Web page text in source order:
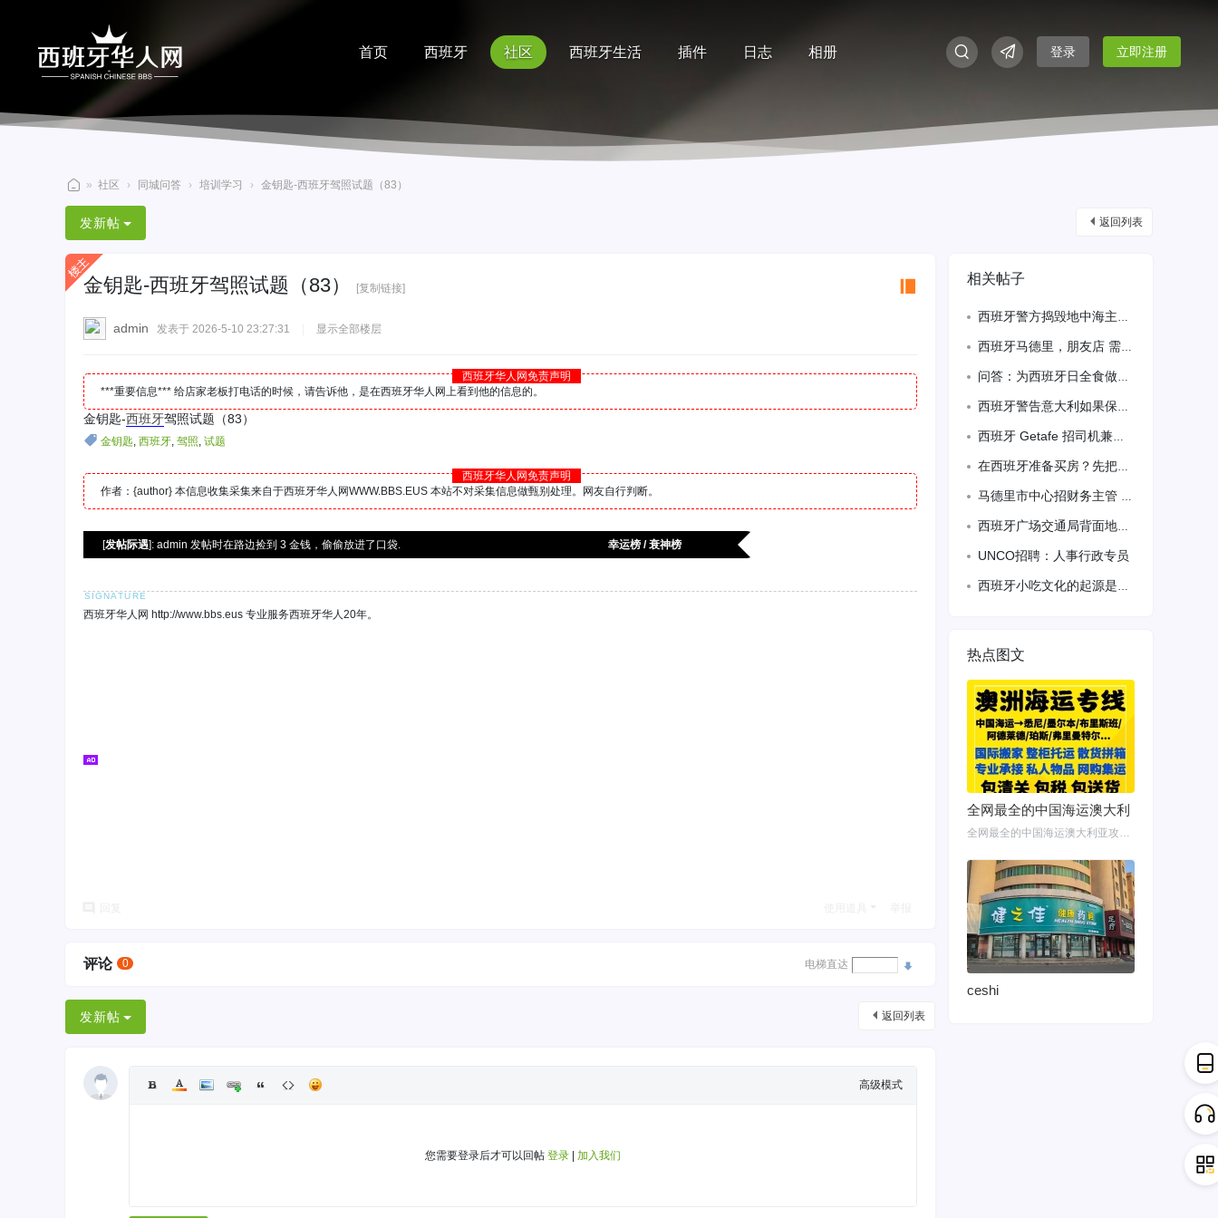
首页 西班牙 社区 西班牙生活 插件 日志 相册 登录 立即注册
西
班
牙
华
» 社区 › 同城问答 › 培训学习 › 金钥匙-西班牙驾照试题（83）
返回列表
发新帖
金钥匙-西班牙驾照试题（83） [复制链接]
admin 发表于 2026-5-10 23:27:31 显示全部楼层
西班牙华人网免责声明
***重要信息*** 给店家老板打电话的时候，请告诉他，是在西班牙华人网上看到他的信息的。
金钥匙-西班牙驾照试题（83）
金钥匙, 西班牙, 驾照, 试题
西班牙华人网免责声明
作者：{author} 本信息收集采集来自于西班牙华人网WWW.BBS.EUS 本站不对采集信息做甄别处理。网友自行判断。
[发帖际遇]: admin 发帖时在路边捡到 3 金钱，偷偷放进了口袋. 幸运榜 / 衰神榜
西班牙华人网 http://www.bbs.eus 专业服务西班牙华人20年。
评论 0 电梯直达
返回列表
发新帖
高级模式
您需要登录后才可以回帖 登录 加入我们
相关帖子
西班牙警方捣毁地中海主要移民走私网络
西班牙马德里，朋友店 需要美甲中工，有需要上班的电话联系
问答：为西班牙日全食做好准备的一切
西班牙警告意大利如果保留申根边境检查将采取反制措施
西班牙 Getafe 招司机兼兼职打包员（全职 40 小时）
在西班牙准备买房？先把房贷搞清楚｜西桥房贷服务 准备在西班牙买房，但不知道自己
马德里市中心招财务主管 全保双休
西班牙广场交通局背面地铁10号线foneria站出口左边有单人双人房
UNCO招聘：人事行政专员
西班牙小吃文化的起源是什么？
热点图文
全网最全的中国海运澳大利
全网最全的中国海运澳大利亚攻略！细说如何把家具转运悉尼墨尔本布里斯班 国内网购
ceshi